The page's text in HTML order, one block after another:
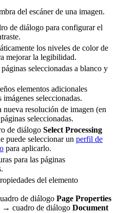
del escáner de una imagen.
de diálogo para configurar el
los niveles de color de
mejorar la legibilidad.
seleccionadas a blanco y
elementos adicionales
imágenes seleccionadas.
nueva resolución de imagen (en
seleccionadas.
de diálogo Select Processing
puede seleccionar un perfil de
para aplicarlo.
para las páginas
del elemento
de diálogo Page Properties
→ cuadro de diálogo Document